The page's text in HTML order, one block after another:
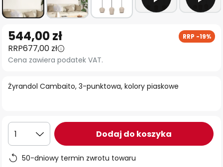
na
początek
galerii
Żyrandol Cambaito, 3-punktowa, kolory piaskowe
544,00 zł RRP -19%
RRP677,00 zł
Cena zawiera podatek VAT.
1 Dodaj do koszyka
50-dniowy termin zwrotu towaru